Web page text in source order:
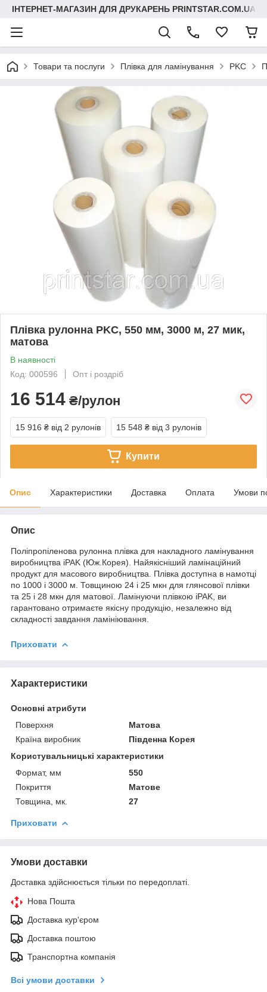
ІНТЕРНЕТ-МАГАЗИН ДЛЯ ДРУКАРЕНЬ PRINTSTAR.COM.UA
Товари та послуги Плівка для ламінування PKC
Плівка рулонна PKC, 550 мм, 3000 м, 27 мик,
матова
В наявності
Код: 000596
Опт і роздріб
16 514 ₴/рулон
15 916 ₴ від 2 рулонів 15 548 ₴ від 3 рулонів
Купити
Опис Характеристики Доставка Оплата Умови
Опис
Поліпропіленова рулонна плівка для накладного ламінування
виробництва iPAK (Юж.Корея). Найякісніший ламінаційний
продукт для масового виробництва. Плівка доступна в намотці
по 1000 і 3000 м. Товщиною 24 і 25 мкн для глянсової плівки
та 25 і 28 мкн для матової. Ламінуючи плівкою iPAK, ви
гарантовано отримаєте якісну продукцію, незалежно від
складності завдання ламініювання.
Приховати
Характеристики
Основні атрибути
Поверхня
Матова
Країна виробник
Південна Корея
Користувальницькі характеристики
Формат, мм
550
Покриття
Матове
Товщина, мк.
27
Приховати
Умови доставки
Доставка здійснюється тільки по передоплаті.
Нова Пошта
Доставка кур'єром
Доставка поштою
Транспортна компанія
Всі умови доставки